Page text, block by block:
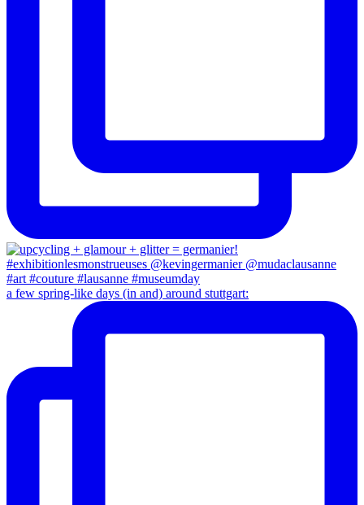
a few spring-like days (in and) around stuttgart: